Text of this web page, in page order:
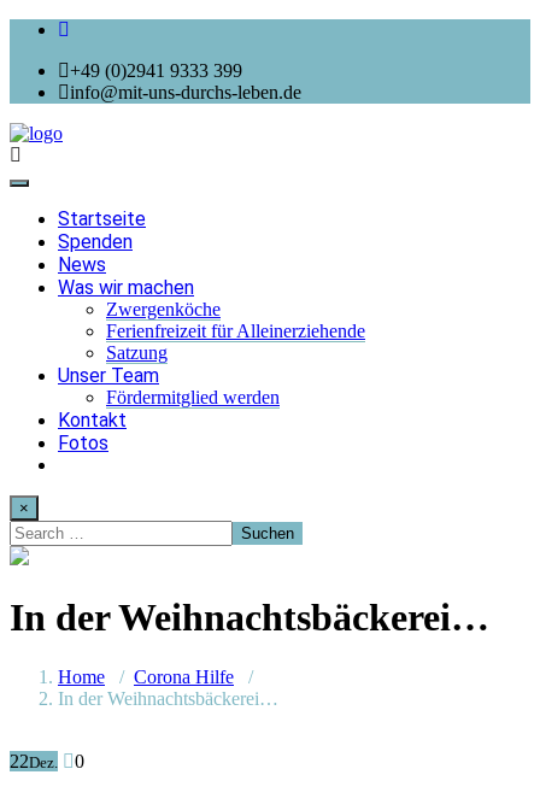
+49 (0)2941 9333 399
info@mit-uns-durchs-leben.de
Toggle
navigationStartseite
Spenden
News
Was wir machen
Zwergenköche
Ferienfreizeit für Alleinerziehende
Satzung
Unser Team
Fördermitglied werden
Kontakt
Fotos
×
In der Weihnachtsbäckerei…
Home / Corona Hilfe /
In der Weihnachtsbäckerei…
22Dez. 0